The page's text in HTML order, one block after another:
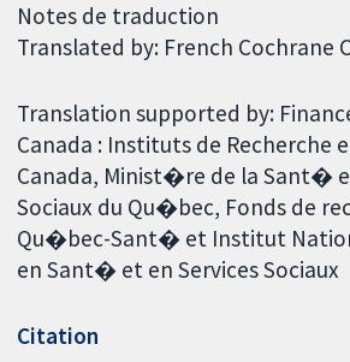
Notes de traduction
Translated by: French Cochrane
Translation supported by:
Canada : Instituts de Recherche
Canada, Minist�re de la Sant�
Sociaux du Qu�bec, Fonds de
Qu�bec-Sant� et Institut
en Sant� et en Services Sociaux
Citation